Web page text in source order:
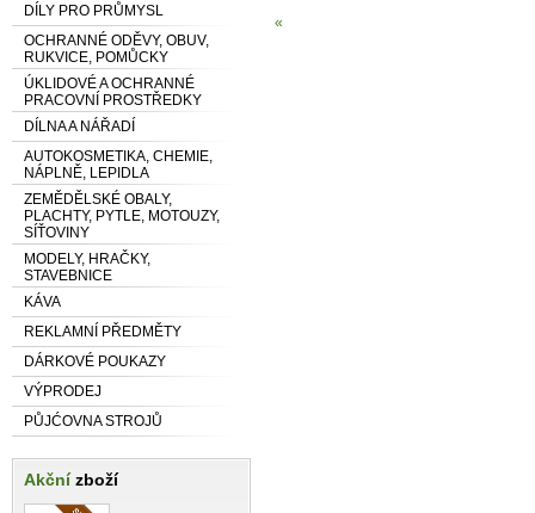
DÍLY PRO PRŮMYSL
OCHRANNÉ ODĚVY, OBUV,
RUKVICE, POMŮCKY
ÚKLIDOVÉ A OCHRANNÉ
PRACOVNÍ PROSTŘEDKY
DÍLNA A NÁŘADÍ
AUTOKOSMETIKA, CHEMIE,
NÁPLNĚ, LEPIDLA
ZEMĚDĚLSKÉ OBALY,
PLACHTY, PYTLE, MOTOUZY,
SÍŤOVINY
MODELY, HRAČKY,
STAVEBNICE
KÁVA
REKLAMNÍ PŘEDMĚTY
DÁRKOVÉ POUKAZY
VÝPRODEJ
PŮJĆOVNA STROJŮ
Akčnízboží
«